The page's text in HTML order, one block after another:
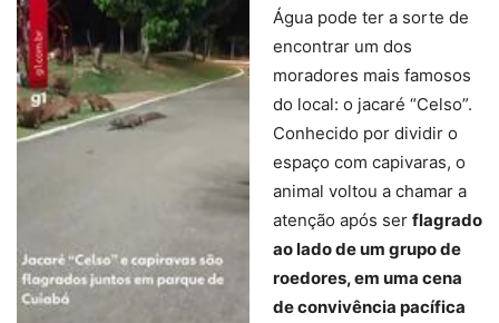
Água pode ter a sorte de
encontrar um dos
moradores mais famosos
do local: o jacaré “Celso”.
Conhecido por dividir o
espaço com capivaras, o
animal voltou a chamar a
atenção após ser flagrado
ao lado de um grupo de
roedores, em uma cena
de convivência pacífica